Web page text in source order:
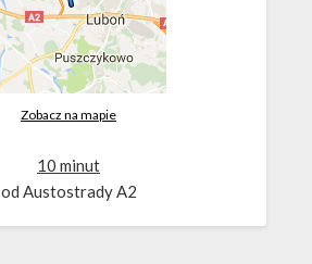
Zobacz na mapie
10 minut
od Austostrady A2